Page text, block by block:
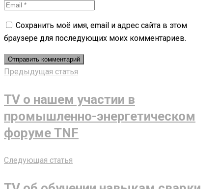
Сохранить моё имя, email и адрес сайта в этом
браузере для последующих моих комментариев.
Предыдущая статья
TV о нашем участии в
промышленно-энергетическом
форуме TNF
Следующая статья